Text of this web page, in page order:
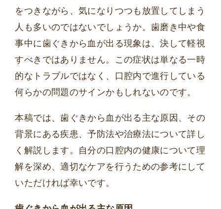
をつきながら、気になりつつも放置してしまう
人も多いのではないでしょうか。歯磨き中や食
事中に歯ぐきから血が出る現象は、決して軽視
すべきではありません。この症状は単なる一時
的なトラブルではなく、口腔内で進行している
何らかの問題のサインかもしれないのです。
本稿では、歯ぐきから血が出る主な原因、その
背景にある疾患、予防法や治療法について詳し
く解説します。自分の口腔内の健康について理
解を深め、適切なケアを行うための参考にして
いただければ幸いです。